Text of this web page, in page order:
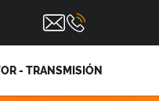
- TRANSMISIÓN